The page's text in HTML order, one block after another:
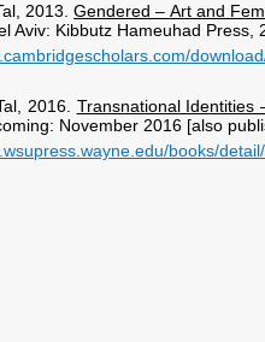
2013.Gendered – Art and
Aviv: Kibbutz Hameuhad Press,
2016. Transnational Identities
November 2016 [also
books/